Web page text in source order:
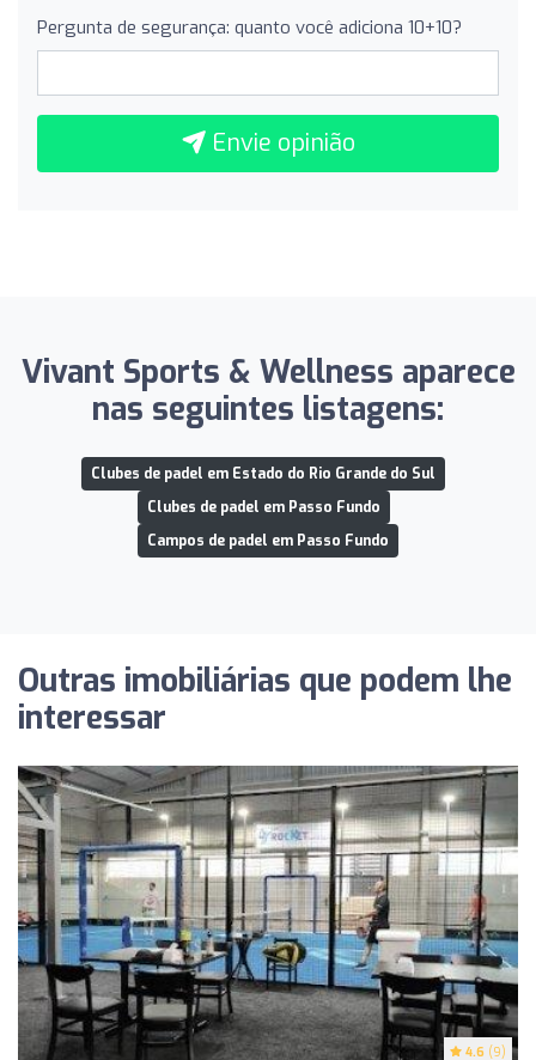
Pergunta de segurança: quanto você adiciona 10+10?
Envie opinião
Vivant Sports & Wellness aparece
nas seguintes listagens:
Clubes de padel em Estado do Rio Grande do Sul
Clubes de padel em Passo Fundo
Campos de padel em Passo Fundo
Outras imobiliárias que podem lhe
interessar
4.6 (9)